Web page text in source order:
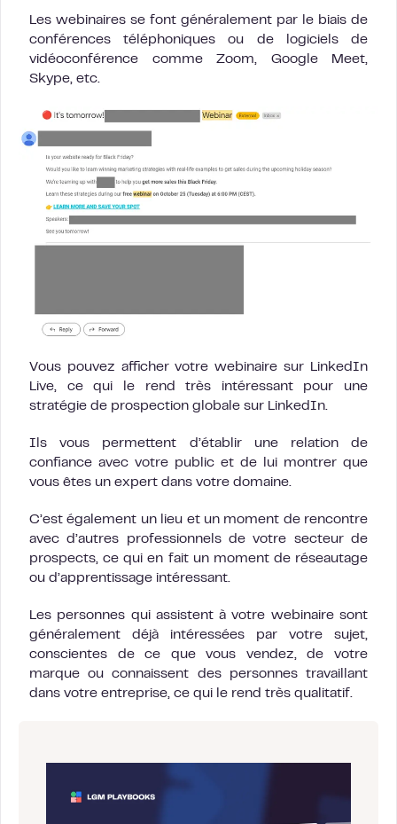
Les webinaires se font généralement par le biais de
conférences téléphoniques ou de logiciels de
vidéoconférence comme Zoom, Google Meet,
Skype, etc.
Vous pouvez afficher votre webinaire sur LinkedIn
Live, ce qui le rend très intéressant pour une
stratégie de prospection globale sur LinkedIn.
Ils vous permettent d’établir une relation de
confiance avec votre public et de lui montrer que
vous êtes un expert dans votre domaine.
C’est également un lieu et un moment de rencontre
avec d’autres professionnels de votre secteur de
prospects, ce qui en fait un moment de réseautage
ou d’apprentissage intéressant.
Les personnes qui assistent à votre webinaire sont
généralement déjà intéressées par votre sujet,
conscientes de ce que vous vendez, de votre
marque ou connaissent des personnes travaillant
dans votre entreprise, ce qui le rend très qualitatif.